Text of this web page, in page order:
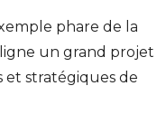
phare de la
un grand projet
et stratégiques de